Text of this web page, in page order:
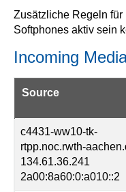
Zusätzliche Regeln für
Softphones aktiv sein
Incoming
Source
c4431-ww10-tk-
rtpp.noc.rwth-
134.61.36.241
2a00:8a60:0:a010::2